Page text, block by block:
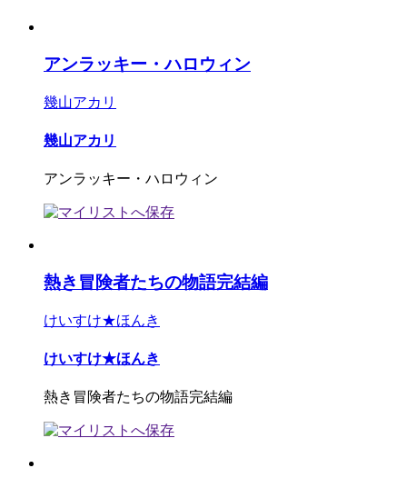
アンラッキー・ハロウィン
幾山アカリ
幾山アカリ
アンラッキー・ハロウィン
熱き冒険者たちの物語完結編
けいすけ★ほんき
けいすけ★ほんき
熱き冒険者たちの物語完結編